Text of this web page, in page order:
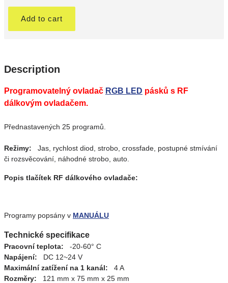
Add to cart
Description
Programovatelný ovladač RGB LED pásků s RF
dálkovým ovladačem.
Přednastavených 25 programů.
Režimy: Jas, rychlost diod, strobo, crossfade, postupné stmívání
či rozsvěcování, náhodné strobo, auto.
Popis tlačítek RF dálkového ovladače:
Programy popsány v MANUÁLU
Technické specifikace
Pracovní teplota: -20-60° C
Napájení: DC 12~24 V
Maximální zatížení na 1 kanál: 4 A
Rozměry: 121 mm x 75 mm x 25 mm